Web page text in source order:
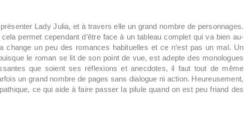
Lady Julia, et à travers elle un grand nombre de personnages.
permet cependant d’être face à un tableau complet qui va bien au-
change un peu des romances habituelles et ce n’est pas un mal. Un
le roman se lit de son point de vue, est adepte des monologues
que soient ses réflexions et anecdotes, il faut tout de même
un grand nombre de pages sans dialogue ni action. Heureusement,
ce qui aide à faire passer la pilule quand on est peu friand des